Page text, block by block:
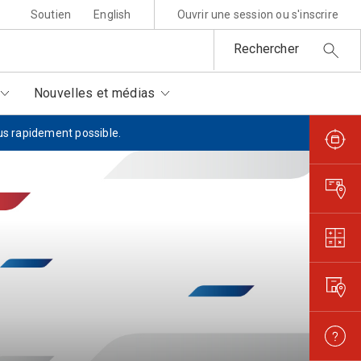
Soutien English Ouvrir une session ou s'inscrire
Rechercher
environnementale
au père Noël
autorisés
Nouvelles et médias
rapidement possible.